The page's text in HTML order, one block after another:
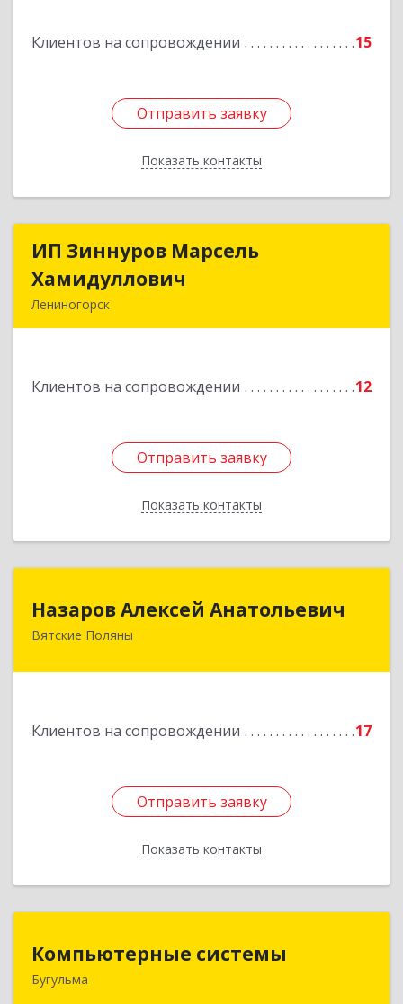
Клиентов на сопровождении 15
Отправить заявку
Показать контакты
Отправить заявку
Назад
ИП Зиннуров Марсель
Хамидуллович
Лениногорск
Клиентов на сопровождении 12
Отправить заявку
Показать контакты
ИП Зиннуров Марсель
Подробнее
Отправить заявку
Назад
Назаров Алексей Анатольевич
Вятские Поляны
Клиентов на сопровождении 17
Отправить заявку
Показать контакты
Назаров Алексей Анатольевич
612964,Кировская обл,город Вятские Поляны
Отправить заявку
Назад
Компьютерные системы
Бугульма420111, Республика Татарстан, Бугульма,